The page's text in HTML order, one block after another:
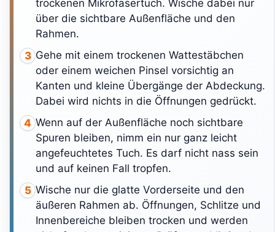
trockenen Mikrofasertuch. Wische dabei nur
über die sichtbare Außenfläche und den
Rahmen.
3 Gehe mit einem trockenen Wattestäbchen
oder einem weichen Pinsel vorsichtig an
Kanten und kleine Übergänge der Abdeckung.
Dabei wird nichts in die Öffnungen gedrückt.
4 Wenn auf der Außenfläche noch sichtbare
Spuren bleiben, nimm ein nur ganz leicht
angefeuchtetes Tuch. Es darf nicht nass sein
und auf keinen Fall tropfen.
5 Wische nur die glatte Vorderseite und den
äußeren Rahmen ab. Öffnungen, Schlitze und
Innenbereiche bleiben trocken und werden